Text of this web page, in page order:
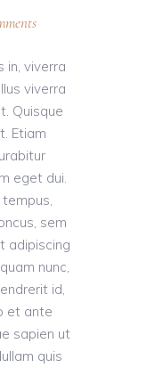
in, viverra
viverra
Quisque
Etiam
eget dui.
sem
adipiscing
nunc,
id,
et ante
sapien ut
quis